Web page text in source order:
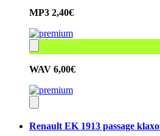
MP3 2,40€
WAV 6,00€
Renault EK 1913 passage